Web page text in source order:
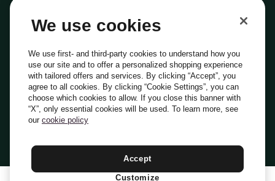
Everli Shoppers
About Us
Everli News
Domande frequenti
Lavora con noi
Diventa Shopper
Investitori
PrivacyCookiePreferenze Cookie
Termini e CondizioniCodice Etico
Indirizzo PEC: everli@pec.it - indirizzo DPO: dpo@everli.com
Italiano
We use cookies
We use first- and third-party cookies to understand how you
use our site and to offer a personalized shopping experience
with tailored offers and services. By clicking “Accept”, you
agree to all cookies. By clicking “Cookie Settings”, you can
choose which cookies to allow. If you close this banner with
“X”, only essential cookies will be used. To learn more, see
our cookie policy
Accept
Customize